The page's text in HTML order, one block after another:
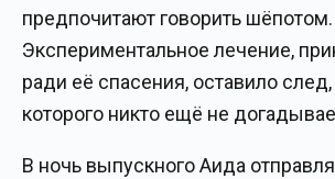
предпочитают говорить шёпотом.
Экспериментальное лечение,
ради её спасения, оставило
которого никто ещё не
В ночь выпускного Аида